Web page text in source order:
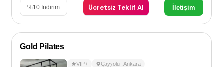
%10 İndirim Ücretsiz Teklif Al İletişim
Gold Pilates
VIP+ Çayyolu ,Ankara